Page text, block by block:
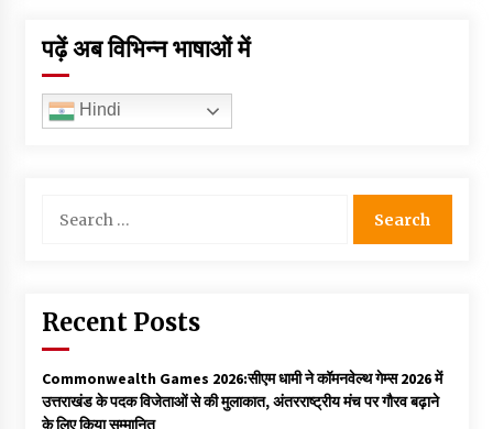
पढ़ें अब विभिन्न भाषाओं में
Hindi
for:
Recent Posts
Commonwealth Games 2026:सीएम धामी ने कॉमनवेल्थ गेम्स 2026 में
उत्तराखंड के पदक विजेताओं से की मुलाकात, अंतरराष्ट्रीय मंच पर गौरव बढ़ाने
के लिए किया सम्मानित